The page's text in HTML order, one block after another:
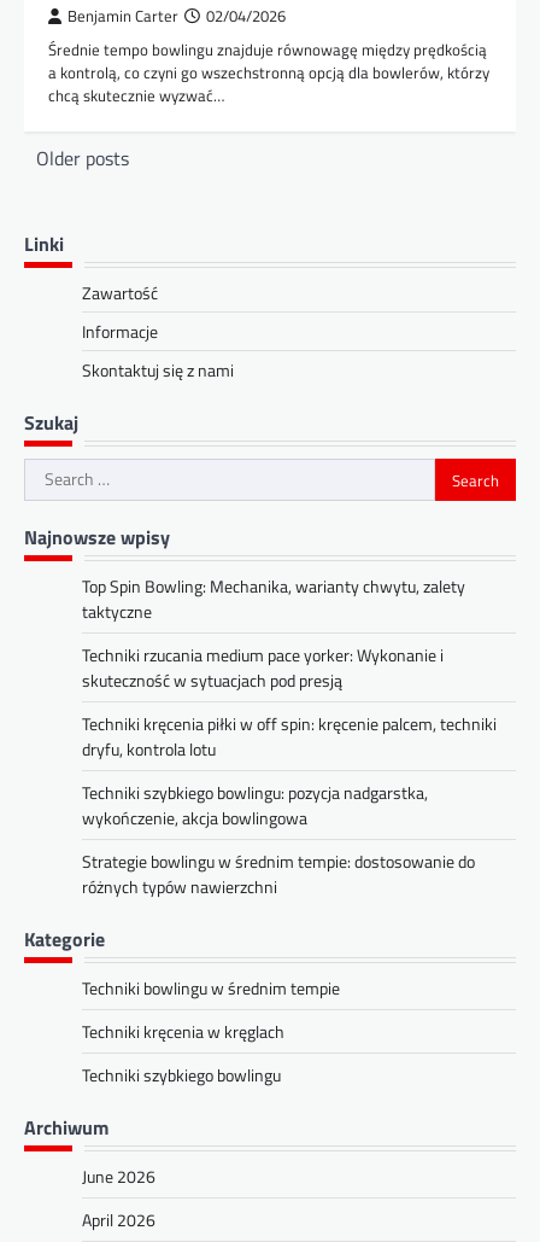
Benjamin Carter 02/04/2026
Średnie tempo bowlingu znajduje równowagę między prędkością
a kontrolą, co czyni go wszechstronną opcją dla bowlerów, którzy
chcą skutecznie wyzwać…
Posts
Older posts
Linki
Zawartość
Informacje
Skontaktuj się z nami
Szukaj
Search
for:
Najnowsze wpisy
Top Spin Bowling: Mechanika, warianty chwytu, zalety
taktyczne
Techniki rzucania medium pace yorker: Wykonanie i
skuteczność w sytuacjach pod presją
Techniki kręcenia piłki w off spin: kręcenie palcem, techniki
dryfu, kontrola lotu
Techniki szybkiego bowlingu: pozycja nadgarstka,
wykończenie, akcja bowlingowa
Strategie bowlingu w średnim tempie: dostosowanie do
różnych typów nawierzchni
Kategorie
Techniki bowlingu w średnim tempie
Techniki kręcenia w kręglach
Techniki szybkiego bowlingu
Archiwum
June 2026
April 2026